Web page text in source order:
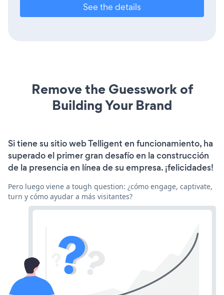
See the details
Remove the Guesswork of
Building Your Brand
Si tiene su sitio web Telligent en funcionamiento, ha
superado el primer gran desafío en la construcción
de la presencia en línea de su empresa. ¡felicidades!
Pero luego viene a tough question: ¿cómo engage, captivate,
turn y cómo ayudar a más visitantes?